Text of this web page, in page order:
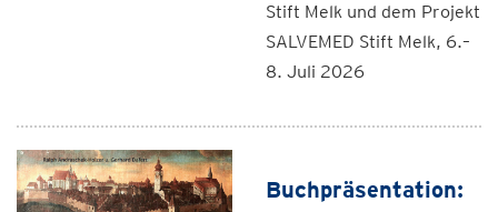
Stift Melk und dem Projekt
SALVEMED Stift Melk, 6.–
8. Juli 2026
Buchpräsentation: